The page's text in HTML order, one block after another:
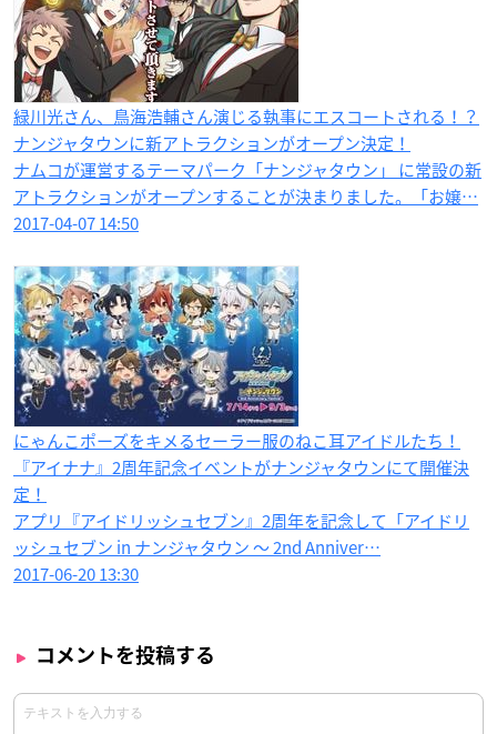
緑川光さん、鳥海浩輔さん演じる執事にエスコートされる！？
ナンジャタウンに新アトラクションがオープン決定！
ナムコが運営するテーマパーク「ナンジャタウン」 に常設の新
アトラクションがオープンすることが決まりました。「お嬢…
2017-04-07 14:50
にゃんこポーズをキメるセーラー服のねこ耳アイドルたち！
『アイナナ』2周年記念イベントがナンジャタウンにて開催決
定！
アプリ『アイドリッシュセブン』2周年を記念して「アイドリ
ッシュセブン in ナンジャタウン ～ 2nd Anniver…
2017-06-20 13:30
コメントを投稿する